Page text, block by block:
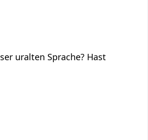
uralten Sprache? Hast